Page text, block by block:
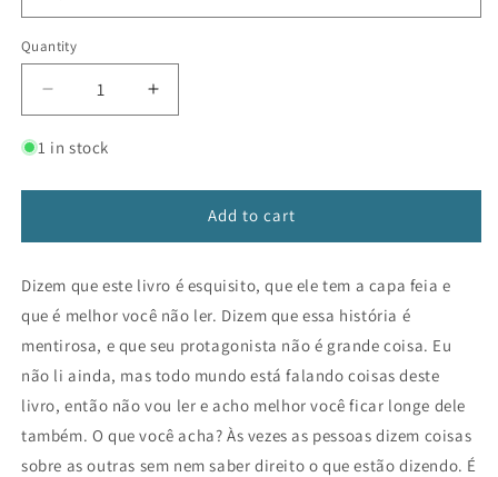
Quantity
Decrease
quantity
for
Increase
quantity
1 in stock
Add to cart
Dizem que este livro é esquisito, que ele tem a capa feia e
que é melhor você não ler. Dizem que essa história é
mentirosa, e que seu protagonista não é grande coisa. Eu
não li ainda, mas todo mundo está falando coisas deste
livro, então não vou ler e acho melhor você ficar longe dele
também. O que você acha? Às vezes as pessoas dizem coisas
sobre as outras sem nem saber direito o que estão dizendo. É